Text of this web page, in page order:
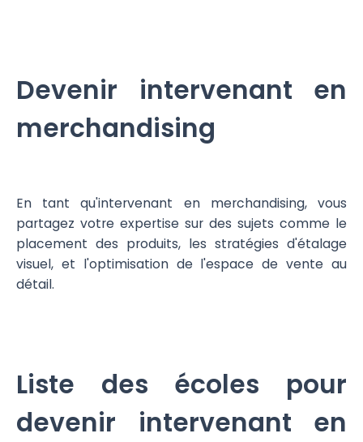
Devenir intervenant en
merchandising
En tant qu'intervenant en merchandising, vous
partagez votre expertise sur des sujets comme le
placement des produits, les stratégies d'étalage
visuel, et l'optimisation de l'espace de vente au
détail.
Liste des écoles pour
devenir intervenant en